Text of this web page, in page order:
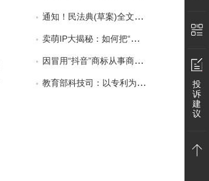
通知！民法典(草案)全文发布：知识产权部分一览
卖萌IP大揭秘：如何把“卖萌”变卖“萌”？
因冒用“抖音”商标从事商业活动，杭州一公司被判赔180万元——抖音拒绝被“蹭热度”
教育部科技司：以专利为突破口，引导高校科技成果脱虚向实
投
诉
建
议